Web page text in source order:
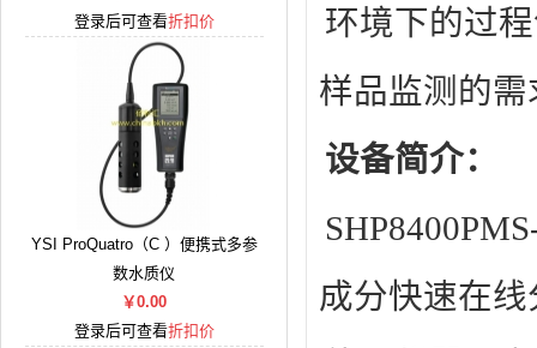
环境下的过
样品监测的需
设备简介：
成分快速在
登录后可查看折扣价
YSI ProQuatro（C ）便携式多参
数水质仪
￥0.00
登录后可查看折扣价